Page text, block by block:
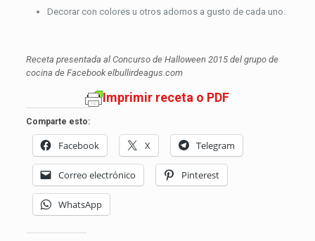
Decorar con colores u otros adornos a gusto de cada uno.
Receta presentada al Concurso de Halloween 2015 del grupo de
cocina de Facebook elbullirdeagus.com
Imprimir receta o PDF
Comparte esto:
Facebook X Telegram
Correo electrónico Pinterest
WhatsApp